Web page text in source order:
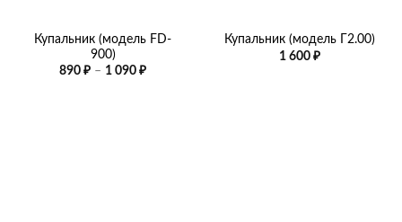
Купальник (модель FD-
900)
890 ₽ – 1 090 ₽Диапазон
Купальник (модель Г2.00)
1 600 ₽